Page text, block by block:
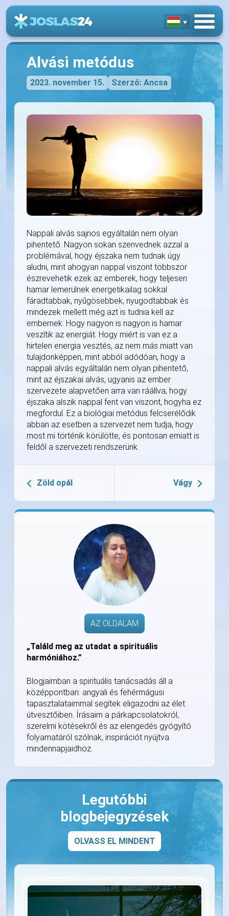
Alvási metódus
2023. november 15. Szerző: Ancsa
Nappali alvás sajnos egyáltalán nem olyan
pihentető. Nagyon sokan szenvednek azzal a
problémával, hogy éjszaka nem tudnak úgy
aludni, mint ahogyan nappal viszont többször
észrevehetik ezek az emberek, hogy teljesen
hamar lemerülnek energetikailag sokkal
fáradtabbak, nyűgösebbek, nyugodtabbak és
mindezek mellett még azt is tudnia kell az
embernek. Hogy nagyon is nagyon is hamar
veszítik az energiát. Hogy miért is van ez a
hirtelen energia vesztés, az nem más miatt van
tulajdonképpen, mint abból adódóan, hogy a
nappali alvás egyáltalán nem olyan pihentető,
mint az éjszakai alvás, ugyanis az ember
szervezete alapvetően arra van ráállva, hogy
éjszaka alszik nappal fent van viszont, hogyha ez
megfordul. Ez a biológiai metódus felcserélődik
abban az esetben a szervezet nem tudja, hogy
most mi történik körülötte, és pontosan emiatt is
feldől a szervezeti rendszerünk.
Zöld opál Vágy
AZ OLDALAM
„Találd meg az utadat a spirituális
harmóniához.”
Blogjaimban a spirituális tanácsadás áll a
középpontban: angyali és fehérmágusi
tapasztalataimmal segítek eligazodni az élet
útvesztőiben. Írásaim a párkapcsolatokról,
szerelmi kötésekről és az elengedés gyógyító
folyamatáról szólnak, inspirációt nyújtva
mindennapjaidhoz.
Legutóbbi
blogbejegyzések
OLVASS EL MINDENT